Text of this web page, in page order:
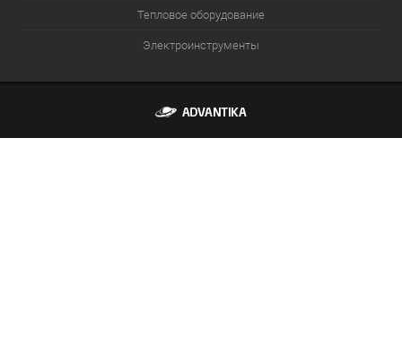
Тепловое оборудование
Электроинструменты